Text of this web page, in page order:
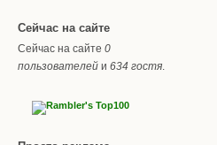
Сейчас на сайте
Сейчас на сайте 0
пользователей и 634 гостя